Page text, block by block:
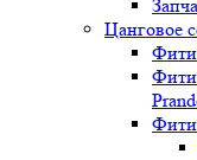
Цанговое